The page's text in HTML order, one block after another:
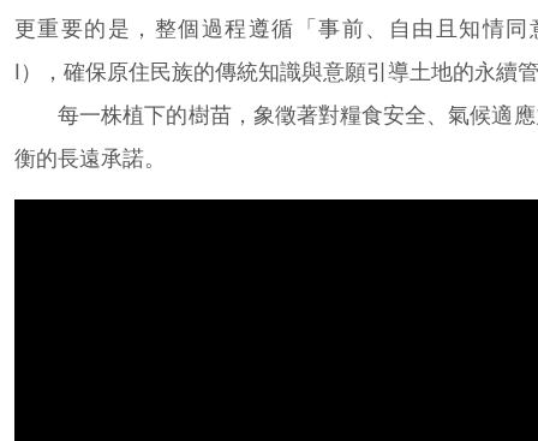
更重要的是，整個過程遵循「事前、自由且知情同
I），確保原住民族的傳統知識與意願引導土地的永續
每一株植下的樹苗，象徵著對糧食安全、氣候適應
衡的長遠承諾。